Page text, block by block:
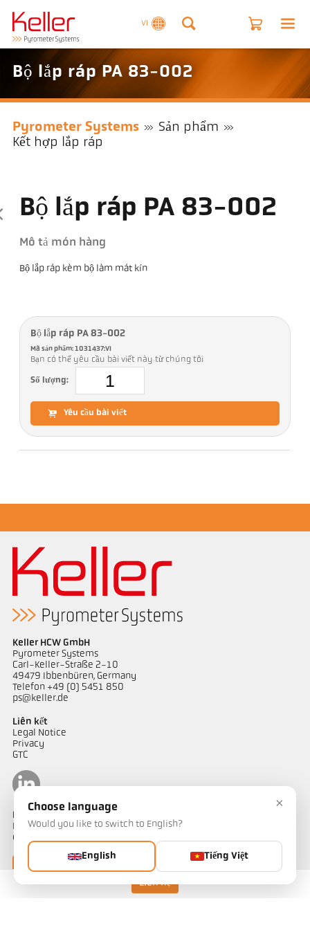
VI
Liên hệ
Bộ lắp ráp PA 83-002
Pyrometer Systems
Sản phẩm
Kết hợp lắp ráp
Bộ lắp ráp PA 83-002
Mô tả món hàng
Bộ lắp ráp kèm bộ làm mát kín
Bộ lắp ráp PA 83-002
Mã sản phẩm: 1031437:VI
Bạn có thể yêu cầu bài viết này từ chúng tôi
Số lượng:
Yêu cầu bài viết
Keller HCW GmbH
Pyrometer Systems
Carl-Keller-Straße 2-10
49479 Ibbenbüren, Germany
Telefon +49 (0) 5451 850
ps@keller.de
Liên kết
Legal Notice
Privacy
GTC
Liên hệ
Bạn có câu hỏi về các giải pháp đo nhiệt độ của chúng tôi? Đội ngũ
của chúng tôi sẵn sàng hỗ trợ bạn.
Liên hệ ngay
×
Choose language
Would you like to switch to English?
English Tiếng Việt